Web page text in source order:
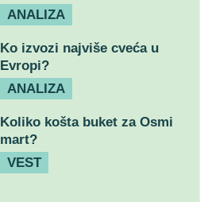
ANALIZA
Ko izvozi najviše cveća u
Evropi?
ANALIZA
Koliko košta buket za Osmi
mart?
VEST